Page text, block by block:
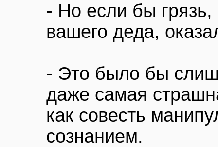
- Но если бы грязь,
вашего деда,
- Это было бы
даже самая
как совесть
сознанием.